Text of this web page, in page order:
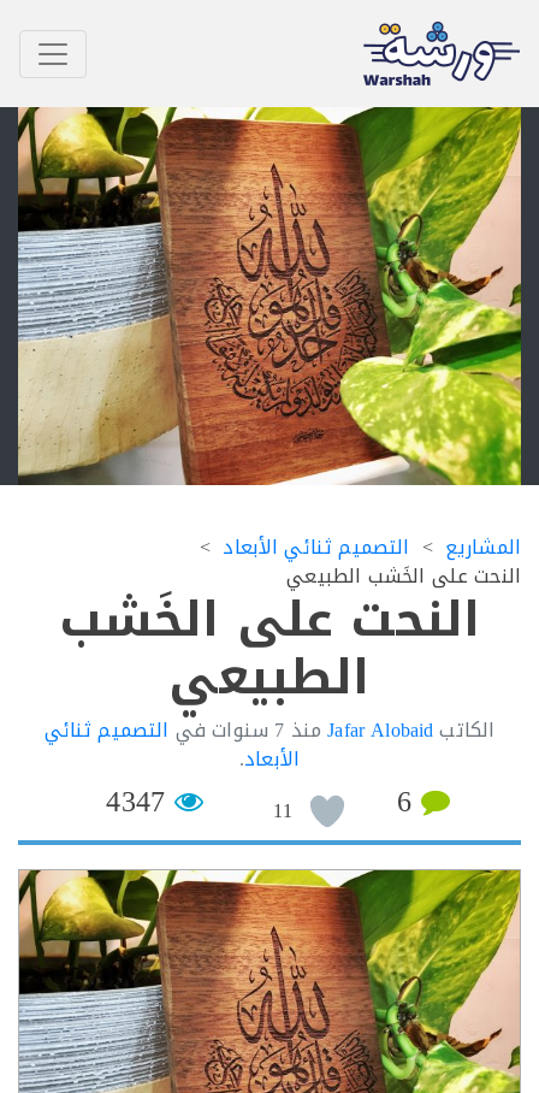
التصميم ثنائي الأبعاد
على الخَشب الطبيعي
النحت على الخَشب
الطبيعي
Jafar Alobaidمنذ7 سنوات فيالتصميم ثنائي
الأبعاد.
6
11
4347